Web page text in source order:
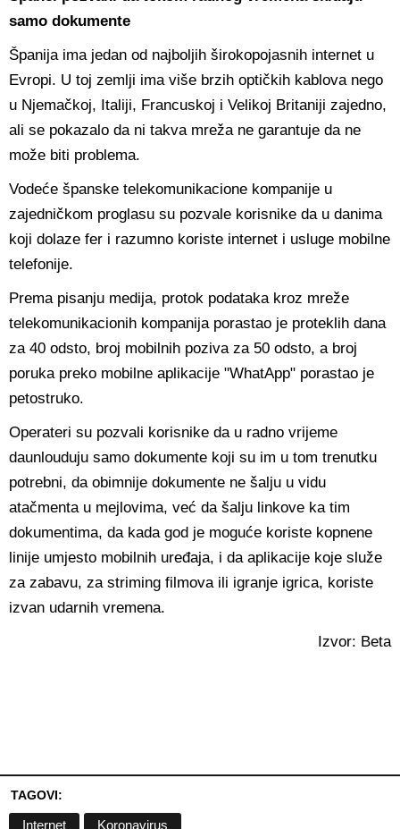
samo dokumente
Španija ima jedan od najboljih širokopojasnih internet u
Evropi. U toj zemlji ima više brzih optičkih kablova nego
u Njemačkoj, Italiji, Francuskoj i Velikoj Britaniji zajedno,
ali se pokazalo da ni takva mreža ne garantuje da ne
može biti problema.
Vodeće španske telekomunikacione kompanije u
zajedničkom proglasu su pozvale korisnike da u danima
koji dolaze fer i razumno koriste internet i usluge mobilne
telefonije.
Prema pisanju medija, protok podataka kroz mreže
telekomunikacionih kompanija porastao je proteklih dana
za 40 odsto, broj mobilnih poziva za 50 odsto, a broj
poruka preko mobilne aplikacije "WhatApp" porastao je
petostruko.
Operateri su pozvali korisnike da u radno vrijeme
daunlouduju samo dokumente koji su im u tom trenutku
potrebni, da obimnije dokumente ne šalju u vidu
atačmenta u mejlovima, već da šalju linkove ka tim
dokumentima, da kada god je moguće koriste kopnene
linije umjesto mobilnih uređaja, i da aplikacije koje služe
za zabavu, za striming filmova ili igranje igrica, koriste
izvan udarnih vremena.
Izvor: Beta
TAGOVI:
Internet Koronavirus